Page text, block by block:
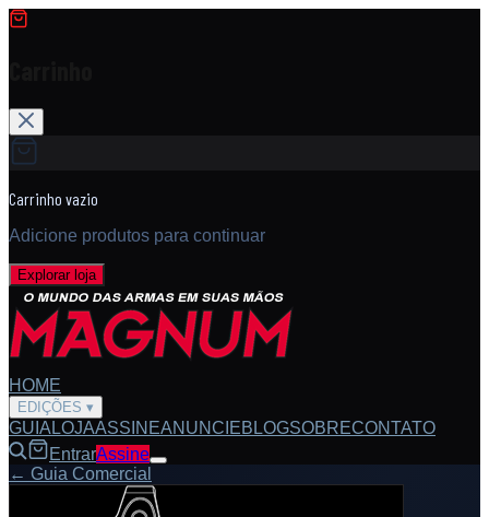
Carrinho vazio
Adicione produtos para continuar
Explorar loja
HOME
EDIÇÕES ▾
GUIA LOJAASSINEANUNCIEBLOGSOBRECONTATO
EntrarAssine
← Guia Comercial